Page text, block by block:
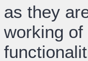
as they
working of